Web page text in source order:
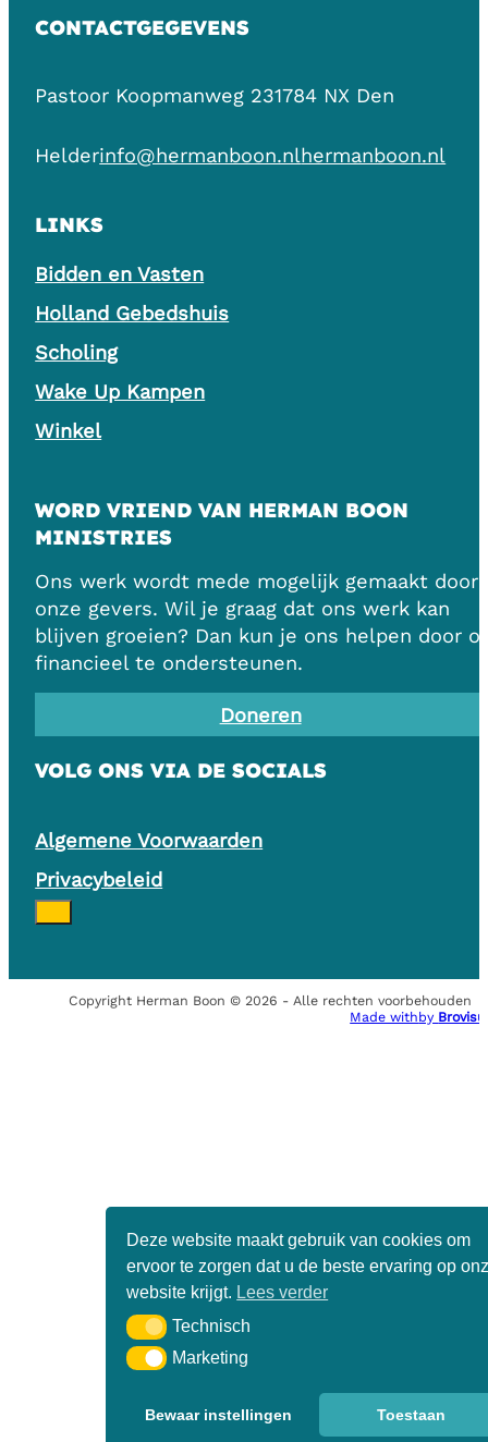
Deze website maakt gebruik van cookies om
ervoor te zorgen dat u de beste ervaring op
website krijgt. Lees verder
TechnischTechnisch
MarketingMarketing
Bewaar instellingen Toestaan
CONTACTGEGEVENS
Pastoor Koopmanweg 231784 NX Den
Helderinfo@hermanboon.nlhermanboon.nl
LINKS
Bidden en Vasten
Holland Gebedshuis
Scholing
Wake Up Kampen
Winkel
WORD VRIEND VAN HERMAN BOON
MINISTRIES
Ons werk wordt mede mogelijk gemaakt door
onze gevers. Wil je graag dat ons werk kan
blijven groeien? Dan kun je ons helpen door
financieel te ondersteunen.
Doneren
VOLG ONS VIA DE SOCIALS
Algemene Voorwaarden
Privacybeleid
Copyright Herman Boon © 2026 - Alle rechten voorbehouden
Made withby